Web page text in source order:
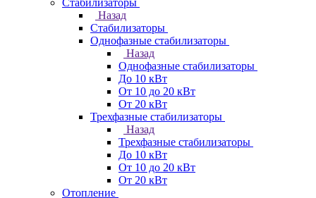
Стабилизаторы
Назад
Стабилизаторы
Однофазные стабилизаторы
Назад
Однофазные стабилизаторы
До 10 кВт
От 10 до 20 кВт
От 20 кВт
Трехфазные стабилизаторы
Назад
Трехфазные стабилизаторы
До 10 кВт
От 10 до 20 кВт
От 20 кВт
Отопление